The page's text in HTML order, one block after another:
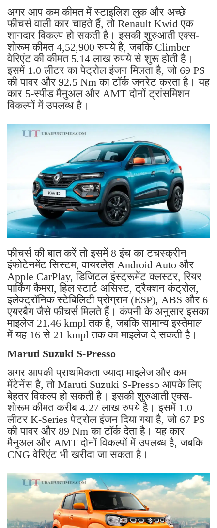
अगर आप कम कीमत में स्टाइलिश लुक और अच्छे
फीचर्स वाली कार चाहते हैं, तो Renault Kwid एक
शानदार विकल्प हो सकती है। इसकी शुरुआती एक्स-
शोरूम कीमत 4,52,900 रुपये है, जबकि Climber
वेरिएंट की कीमत 5.14 लाख रुपये से शुरू होती है।
इसमें 1.0 लीटर का पेट्रोल इंजन मिलता है, जो 69 PS
की पावर और 92.5 Nm का टॉर्क जनरेट करता है। यह
कार 5-स्पीड मैनुअल और AMT दोनों ट्रांसमिशन
विकल्पों में उपलब्ध है।
फीचर्स की बात करें तो इसमें 8 इंच का टचस्क्रीन
इंफोटेनमेंट सिस्टम, वायरलेस Android Auto और
Apple CarPlay, डिजिटल इंस्ट्रूमेंट क्लस्टर, रियर
पार्किंग कैमरा, हिल स्टार्ट असिस्ट, ट्रैक्शन कंट्रोल,
इलेक्ट्रॉनिक स्टेबिलिटी प्रोग्राम (ESP), ABS और 6
एयरबैग जैसे फीचर्स मिलते हैं। कंपनी के अनुसार इसका
माइलेज 21.46 kmpl तक है, जबकि सामान्य इस्तेमाल
में यह 16 से 21 kmpl तक का माइलेज दे सकती है।
Maruti Suzuki S-Presso
अगर आपकी प्राथमिकता ज्यादा माइलेज और कम
मेंटेनेंस है, तो Maruti Suzuki S-Presso आपके लिए
बेहतर विकल्प हो सकती है। इसकी शुरुआती एक्स-
शोरूम कीमत करीब 4.27 लाख रुपये है। इसमें 1.0
लीटर K-Series पेट्रोल इंजन दिया गया है, जो 67 PS
की पावर और 89 Nm का टॉर्क देता है। यह कार
मैनुअल और AMT दोनों विकल्पों में उपलब्ध है, जबकि
CNG वेरिएंट भी खरीदा जा सकता है।